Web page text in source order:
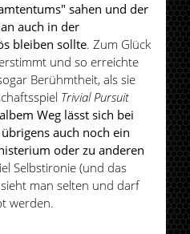
sahen und der
auch in der
bleiben sollte. Zum Glück
und so erreichte
Berühmtheit, als sie
Trivial Pursuit
Weg lässt sich bei
auch noch ein
oder zu anderen
Selbstironie (und das
man selten und darf
werden.